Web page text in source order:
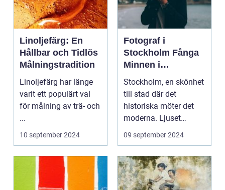
Linoljefärg: En
Hållbar och Tidlös
Målningstradition
Linoljefärg har länge
varit ett populärt val
för målning av trä- och
...
10 september 2024
Fotograf i
Stockholm Fånga
Minnen i
Huvudstaden
Stockholm, en skönhet
till stad där det
historiska möter det
moderna. Ljuset
reflekte...
09 september 2024